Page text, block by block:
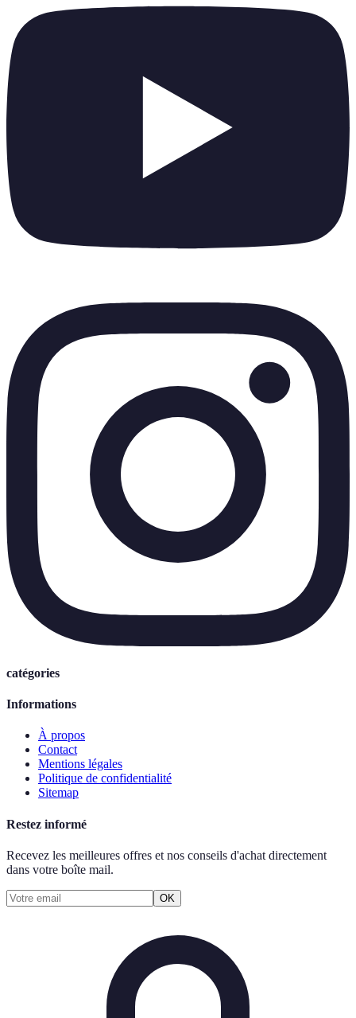
catégories
Informations
À propos
Contact
Mentions légales
Politique de confidentialité
Sitemap
Restez informé
Recevez les meilleures offres et nos conseils d'achat directement
dans votre boîte mail.
OK